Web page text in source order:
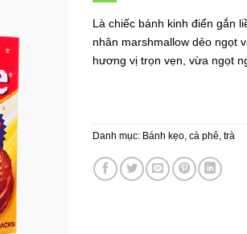
Là chiếc bánh kinh điển gắn
nhân marshmallow dẻo ngọt
hương vị trọn vẹn, vừa ngọt
Danh mục: Bánh kẹo, cà phê, trà